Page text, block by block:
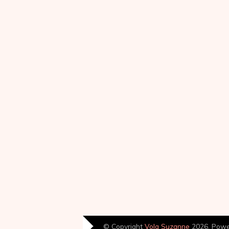
© Copyright Volg Suzanne 2026.